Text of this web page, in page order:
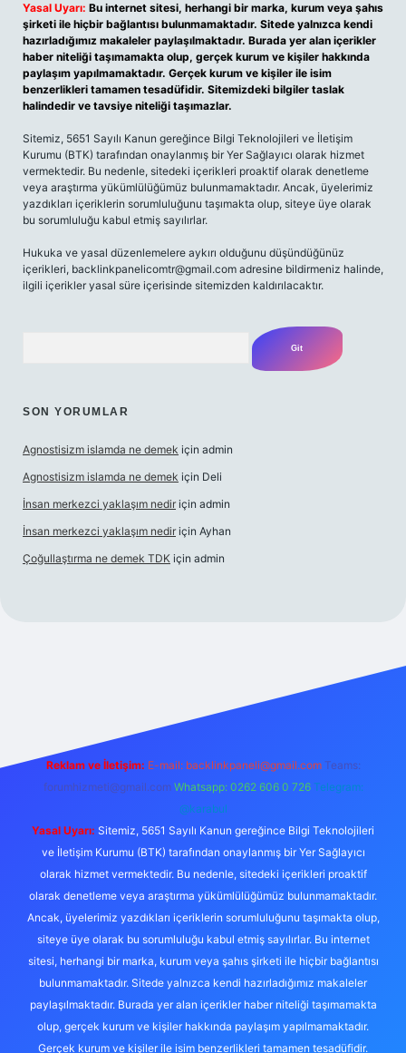
Yasal Uyarı: Bu internet sitesi, herhangi bir marka, kurum veya şahıs
şirketi ile hiçbir bağlantısı bulunmamaktadır. Sitede yalnızca kendi
hazırladığımız makaleler paylaşılmaktadır. Burada yer alan içerikler
haber niteliği taşımamakta olup, gerçek kurum ve kişiler hakkında
paylaşım yapılmamaktadır. Gerçek kurum ve kişiler ile isim
benzerlikleri tamamen tesadüfidir. Sitemizdeki bilgiler taslak
halindedir ve tavsiye niteliği taşımazlar.
Sitemiz, 5651 Sayılı Kanun gereğince Bilgi Teknolojileri ve İletişim
Kurumu (BTK) tarafından onaylanmış bir Yer Sağlayıcı olarak hizmet
vermektedir. Bu nedenle, sitedeki içerikleri proaktif olarak denetleme
veya araştırma yükümlülüğümüz bulunmamaktadır. Ancak, üyelerimiz
yazdıkları içeriklerin sorumluluğunu taşımakta olup, siteye üye olarak
bu sorumluluğu kabul etmiş sayılırlar.
Hukuka ve yasal düzenlemelere aykırı olduğunu düşündüğünüz
içerikleri, backlinkpanelicomtr@gmail.com adresine bildirmeniz halinde,
ilgili içerikler yasal süre içerisinde sitemizden kaldırılacaktır.
SON YORUMLAR
Agnostisizm islamda ne demek için admin
Agnostisizm islamda ne demek için Deli
İnsan merkezci yaklaşım nedir için admin
İnsan merkezci yaklaşım nedir için Ayhan
Çoğullaştırma ne demek TDK için admin
betexper güncel adres
Reklam ve İletişim: E-mail: backlinkpaneli@gmail.com Teams:
forumhizmeti@gmail.com Whatsapp: 0262 606 0 726 Telegram:
@karabul
Yasal Uyarı: Sitemiz, 5651 Sayılı Kanun gereğince Bilgi Teknolojileri
ve İletişim Kurumu (BTK) tarafından onaylanmış bir Yer Sağlayıcı
olarak hizmet vermektedir. Bu nedenle, sitedeki içerikleri proaktif
olarak denetleme veya araştırma yükümlülüğümüz bulunmamaktadır.
Ancak, üyelerimiz yazdıkları içeriklerin sorumluluğunu taşımakta olup,
siteye üye olarak bu sorumluluğu kabul etmiş sayılırlar. Bu internet
sitesi, herhangi bir marka, kurum veya şahıs şirketi ile hiçbir bağlantısı
bulunmamaktadır. Sitede yalnızca kendi hazırladığımız makaleler
paylaşılmaktadır. Burada yer alan içerikler haber niteliği taşımamakta
olup, gerçek kurum ve kişiler hakkında paylaşım yapılmamaktadır.
Gerçek kurum ve kişiler ile isim benzerlikleri tamamen tesadüfidir.